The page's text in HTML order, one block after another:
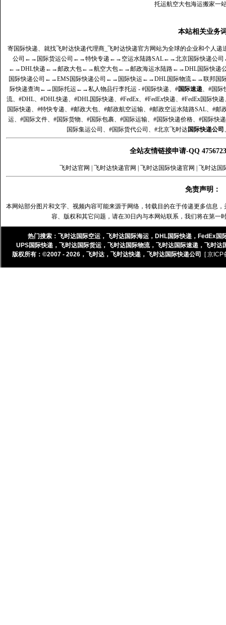
托运航空大包海运搬家一
本站相关业务
寄国际快递、就找飞时达快递代理商_飞时达快递官方网站为全球的企业和个人递
公司 ←→ 国际货运公司 ←→特快专递 ←→ 空运水陆路SAL←→北京国际快递公司
←→DHL快递 ←→邮政大包←→航空大包←→邮政海运水陆路←→DHL国际快递
国际快递公司 ←→EMS国际快递公司 ←→ 国际快运←→DHL国际物流←→联邦国
际快递查询 ←→ 国际托运←→私人物品行李托运 - #国际快递、#国际速递、#国际
流、#DHL、#DHL快递、#DHL国际快递、#FedEx、#FedEx快递、#FedEx国际快
国际快递、#特快专递、#邮政大包、#邮政航空运输、#邮政空运水陆路SAL、#
运、#国际文件、#国际货物、#国际包裹、#国际运输、#国际快递价格、#国际快
国际集运公司、#国际货代公司、#北京飞时达国际快递公司
全站友情链接申请-QQ
飞时达官网 飞时达快递官网 飞时达国际快递官网 飞时达国
免责声明：
本网站部分图片和文字、视频内容可能来源于网络，转载目的在于传递更多信息
容、版权和其它问题，请在30日内与本网站联系，我们将在第一
热门搜索： 飞时达国际空运 ， 飞时达国际海运 ， DHL国际快递 ， FedEx国
UPS国际快递 ， 飞时达国际货运 ， 飞时达国际物流， 飞时达国际速递 ， 飞时达
版权所有：©2007 - 2026， 飞时达， 飞时达快递， 飞时达国际快递公司 [ 京ICP